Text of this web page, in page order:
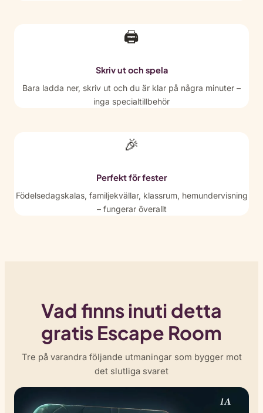
🖨
Skriv ut och spela
Bara ladda ner, skriv ut och du är klar på några minuter –
inga specialtillbehör
🎉
Perfekt för fester
Födelsedagskalas, familjekvällar, klassrum, hemundervisning
– fungerar överallt
Vad finns inuti detta
gratis Escape Room
Tre på varandra följande utmaningar som bygger mot
det slutliga svaret